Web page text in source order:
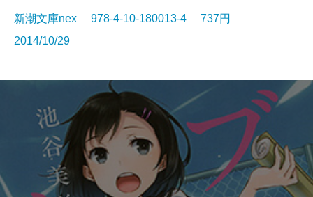
新潮文庫nex 978-4-10-180013-4 737円
2014/10/29